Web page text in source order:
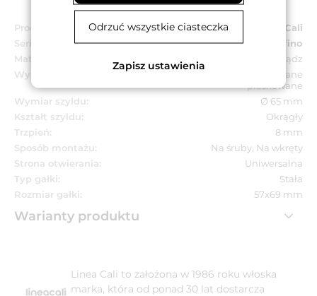
Producent:
Linea Cali
Seria:
Delfino
Materiał:
Mosiądz
Wykończenie:
MC (CM) - chromowane + chromowane
piaskowane
Wymiar szyldu:
Ø 65 mm
Kształt szyldu:
Okrągły
Trzpień:
8 mm
Sposób montażu:
Na śruby, Na wkręty
Strona otwierania:
Uniwersalna
Typ gałki:
Stała
Rozmiar gałki:
57x69 mm
Warianty produktu
Linea Cali to założona w 1986 roku włoska
marka, która od ponad 30 lat dostarcza
Odrzuć wszystkie ciasteczka
Zapisz ustawienia